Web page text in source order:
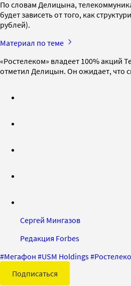
По словам Делицына,
будет зависеть от того, как
рублей).
Материал по теме
«Ростелеком» владеет 100% акций
отметил Делицын. Он ожидает, что
Сергей Мингазов
Редакция Forbes
#Мегафон #USM Holdings#
Подписаться